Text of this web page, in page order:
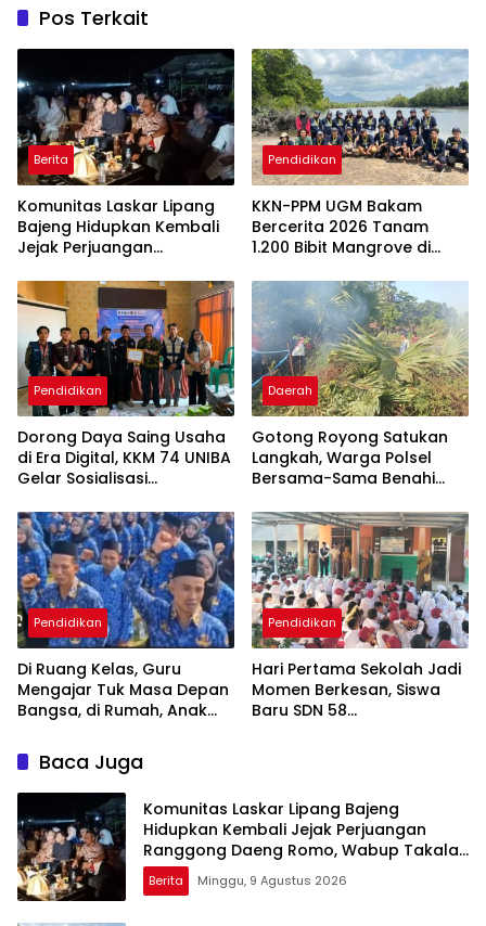
Pos Terkait
Berita
Komunitas Laskar Lipang
Bajeng Hidupkan Kembali
Jejak Perjuangan
Wabup Takalar: Apresiasi
Bahwa Sejarah Adalah
Warisan yang Tak Ternilai”.
Pendidikan
KKN-PPM UGM Bakam
Bercerita 2026 Tanam
1.200 Bibit Mangrove di
Pendidikan
Dorong Daya Saing Usaha
di Era Digital, KKM 74 UNIBA
Gelar Sosialisasi
Berbasis
Technopreneurship
Daerah
Gotong Royong Satukan
Langkah, Warga Polsel
Bersama-Sama Benahi
Sambut HUT RI ke-81
Pendidikan
Di Ruang Kelas, Guru
Mengajar Tuk Masa Depan
Bangsa, di Rumah, Anak
Belum Dibayar
Pendidikan
Hari Pertama Sekolah Jadi
Momen Berkesan, Siswa
Baru SDN 58
Baca Juga
Komunitas Laskar Lipang Bajeng
Hidupkan Kembali Jejak Perjuangan
Ranggong Daeng Romo, Wabup Takalar:
Apresiasi Bahwa Sejarah Adalah
Warisan yang Tak Ternilai”.
Berita Minggu, 9 Agustus 2026